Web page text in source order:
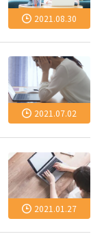
2021.08.30
2021.07.02
2021.01.27